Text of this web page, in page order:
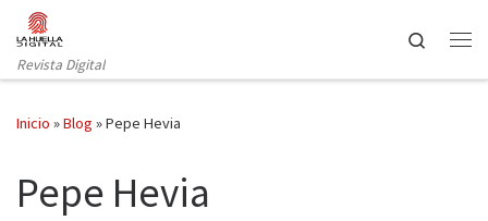
Saltar al contenido
Revista Digital
Search
Inicio »Blog »Pepe Hevia
Pepe Hevia